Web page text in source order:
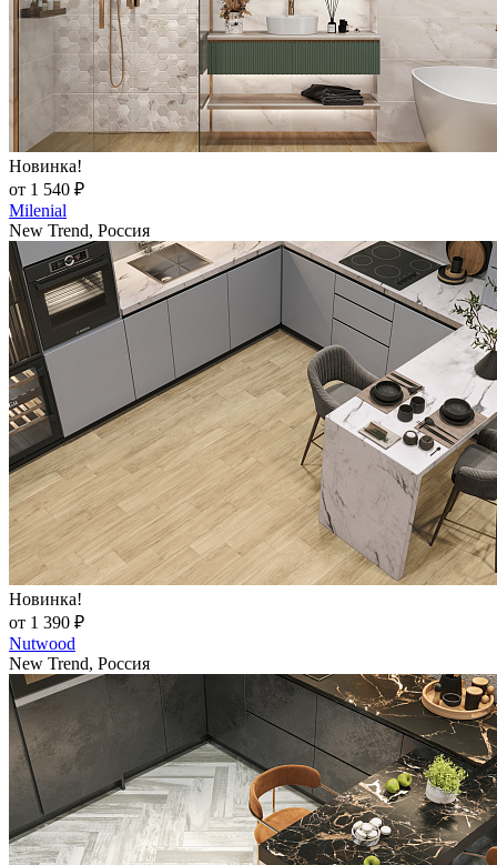
Новинка!
от 1 540 ₽
Milenial
New Trend, Россия
Новинка!
от 1 390 ₽
Nutwood
New Trend, Россия